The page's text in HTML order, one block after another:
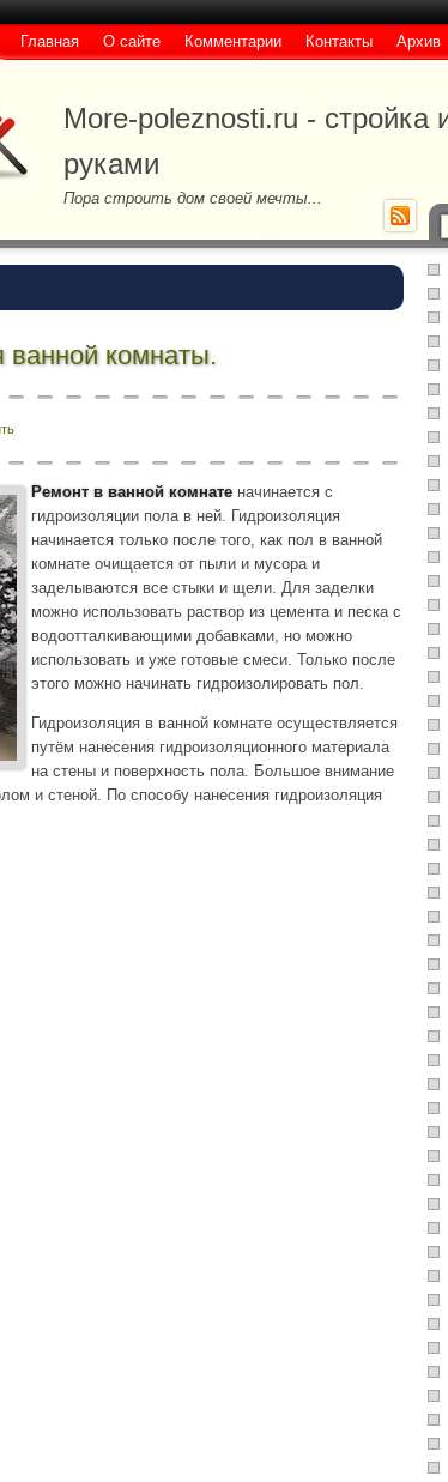
More-poleznosti.ru -
руками
Пора строить дом своей мечты...
Главная О сайте Комментарии Контакты Архив
ванной комнаты.
Ремонт в ванной комнате начинается с
гидроизоляции пола в ней. Гидроизоляция
начинается только после того, как пол в ванной
комнате очищается от пыли и мусора и
заделываются все стыки и щели. Для заделки
можно использовать раствор из цемента и песка с
водоотталкивающими добавками, но можно
использовать и уже готовые смеси. Только после
этого можно начинать гидроизолировать пол.
Гидроизоляция в ванной комнате осуществляется
путём нанесения гидроизоляционного материала
на стены и поверхность пола. Большое внимание
и стеной. По способу нанесения гидроизоляция